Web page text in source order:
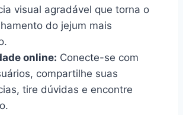
visual agradável que torna o
do jejum mais
online: Conecte-se com
compartilhe suas
tire dúvidas e encontre